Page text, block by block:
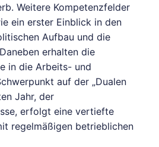
Weitere Kompetenzfelder
ein erster Einblick in den
Aufbau und die
erhalten die
in die Arbeits- und
auf der „Dualen
Jahr, der
erfolgt eine vertiefte
regelmäßigen betrieblichen